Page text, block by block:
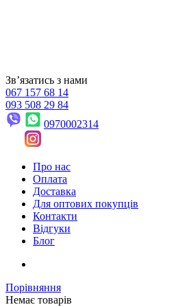
Звʼязатись з нами
067 157 68 14
093 508 29 84
0970002314
Про нас
Оплата
Доставка
Для оптових покупців
Контакти
Відгуки
Блог
Порівняння
Немає товарів